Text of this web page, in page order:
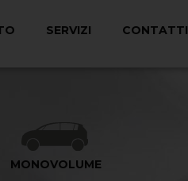
SERVIZI CONTATTI
MONOVOLUME